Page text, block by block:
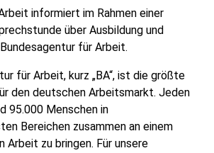
informiert im Rahmen einer
über Ausbildung und
für Arbeit.
für Arbeit, kurz „BA“, ist die größte
den deutschen Arbeitsmarkt. Jeden
95.000 Menschen in
Bereichen zusammen an einem
Arbeit zu bringen. Für unsere